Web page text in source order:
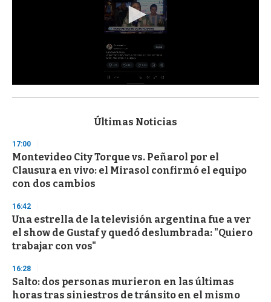
s
d
s
o
f
3
s
e
c
o
n
Últimas Noticias
17:00
Montevideo City Torque vs. Peñarol por el
Clausura en vivo: el Mirasol confirmó el equipo
con dos cambios
16:42
Una estrella de la televisión argentina fue a ver
el show de Gustaf y quedó deslumbrada: "Quiero
trabajar con vos"
16:28
Salto: dos personas murieron en las últimas
horas tras siniestros de tránsito en el mismo